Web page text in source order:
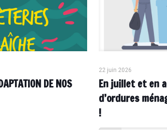
DE NOS
22 juin 2026
En juillet et en
d’ordures
!